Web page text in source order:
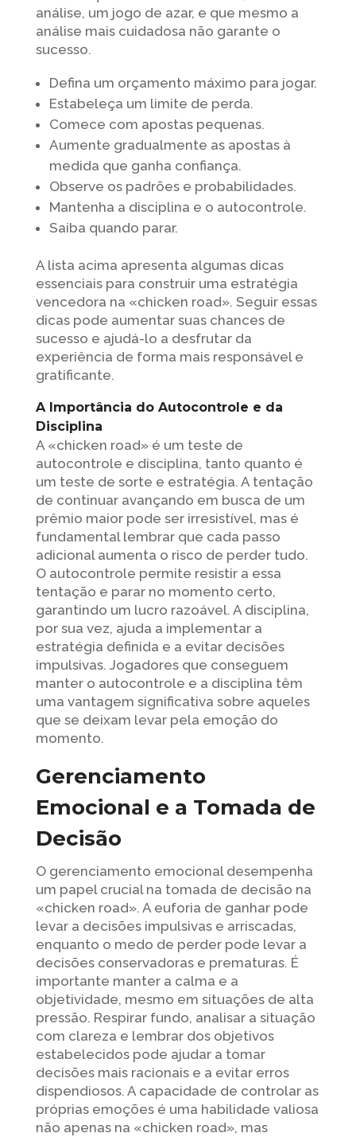
análise, um jogo de azar, e que mesmo a
análise mais cuidadosa não garante o
sucesso.
Defina um orçamento máximo para jogar.
Estabeleça um limite de perda.
Comece com apostas pequenas.
Aumente gradualmente as apostas à
medida que ganha confiança.
Observe os padrões e probabilidades.
Mantenha a disciplina e o autocontrole.
Saiba quando parar.
A lista acima apresenta algumas dicas
essenciais para construir uma estratégia
vencedora na «chicken road». Seguir essas
dicas pode aumentar suas chances de
sucesso e ajudá-lo a desfrutar da
experiência de forma mais responsável e
gratificante.
A Importância do Autocontrole e da
Disciplina
A «chicken road» é um teste de
autocontrole e disciplina, tanto quanto é
um teste de sorte e estratégia. A tentação
de continuar avançando em busca de um
prêmio maior pode ser irresistível, mas é
fundamental lembrar que cada passo
adicional aumenta o risco de perder tudo.
O autocontrole permite resistir a essa
tentação e parar no momento certo,
garantindo um lucro razoável. A disciplina,
por sua vez, ajuda a implementar a
estratégia definida e a evitar decisões
impulsivas. Jogadores que conseguem
manter o autocontrole e a disciplina têm
uma vantagem significativa sobre aqueles
que se deixam levar pela emoção do
momento.
Gerenciamento
Emocional e a Tomada de
Decisão
O gerenciamento emocional desempenha
um papel crucial na tomada de decisão na
«chicken road». A euforia de ganhar pode
levar a decisões impulsivas e arriscadas,
enquanto o medo de perder pode levar a
decisões conservadoras e prematuras. É
importante manter a calma e a
objetividade, mesmo em situações de alta
pressão. Respirar fundo, analisar a situação
com clareza e lembrar dos objetivos
estabelecidos pode ajudar a tomar
decisões mais racionais e a evitar erros
dispendiosos. A capacidade de controlar as
próprias emoções é uma habilidade valiosa
não apenas na «chicken road», mas